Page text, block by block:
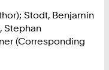
Stodt, Benjamin
Stephan
(Corresponding